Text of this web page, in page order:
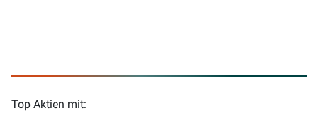
Top Aktien mit: